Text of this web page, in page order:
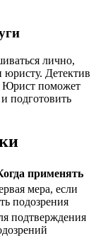
лично,
юристу. Детектив
Юрист поможет
подготовить
применять
мера, если
подозрения
подтверждения